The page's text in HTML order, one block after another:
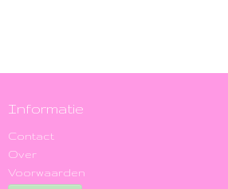
Informatie
Contact
Over
Voorwaarden